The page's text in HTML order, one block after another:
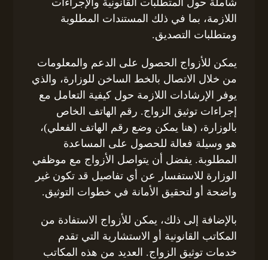
اللازمة، بما في ذلك المستندات المطلوبة
ومتطلبات التصديق.
يمكن للأزواج الحصول على الدعم والمعلومات
من خلال الاتصال بالخط الساخن للوزارة، والذي
يوفر الإرشادات اللازمة حول كيفية التعامل مع
إجراءات توثيق الزواج. رقم الهاتف الخاص
بالوزارة، (هنا يمكن وضع رقم الهاتف الفعلي)،
هو وسيلة فعالة للحصول على المساعدة
المطلوبة. يفضل أن يتواصل الأزواج مع موظفي
الوزارة للاستفسار عن أي تفاصيل قد تكون غير
واضحة أو لتحقيق الأمانة في خطوات التوثيق.
بالإضافة إلى ذلك، يمكن للأزواج الاستفادة من
المكاتب القانونية أو الاستشارية التي تقدم
خدمات توثيق الزواج. العديد من هذه المكاتب